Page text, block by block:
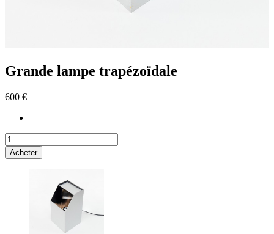
Grande lampe trapézoïdale
600 €
Acheter